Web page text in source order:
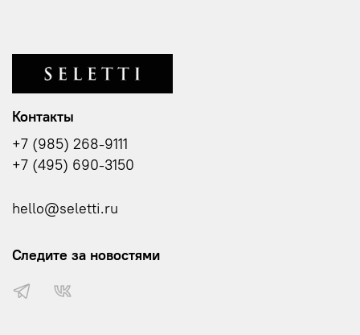
Контакты
+7 (985) 268-9111
+7 (495) 690-3150
hello@seletti.ru
Следите за новостями